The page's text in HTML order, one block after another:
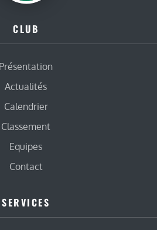
CLUB
Présentation
Actualités
Calendrier
Classement
Equipes
Contact
SERVICES